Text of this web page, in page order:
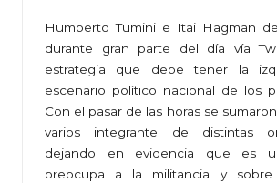
Humberto Tumini e Itai Hagman
durante gran parte del día vía
estrategia que debe tener la
escenario político nacional de los
Con el pasar de las horas se
varios integrante de distintas
dejando en evidencia que es
preocupa a la militancia y